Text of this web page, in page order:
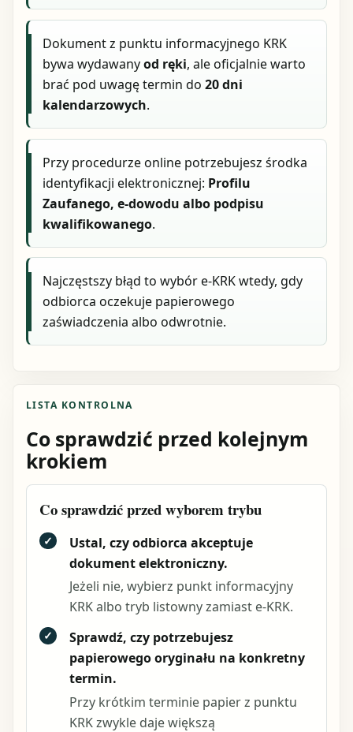
Dokument z punktu informacyjnego KRK
bywa wydawanyod ręki, ale oficjalnie warto
brać pod uwagę termin do20 dni
kalendarzowych.
Przy procedurze online potrzebujesz środka
identyfikacji elektronicznej: Profilu
Zaufanego, e-dowodu albo podpisu
kwalifikowanego.
Najczęstszy błąd to wybór e-KRK wtedy, gdy
odbiorca oczekuje papierowego
zaświadczenia albo odwrotnie.
LISTA KONTROLNA
Co sprawdzić przed kolejnym
krokiem
Co sprawdzić przed wyborem trybu
✓
Ustal, czy odbiorca akceptuje
dokument elektroniczny.
Jeżeli nie, wybierz punkt informacyjny
KRK albo tryb listowny zamiast e-KRK.
✓
Sprawdź, czy potrzebujesz
papierowego oryginału na konkretny
termin.
Przy krótkim terminie papier z punktu
KRK zwykle daje większą